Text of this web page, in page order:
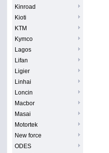
Kinroad
Kioti
KTM
Kymco
Lagos
Lifan
Ligier
Linhai
Loncin
Macbor
Masai
Motortek
New force
ODES